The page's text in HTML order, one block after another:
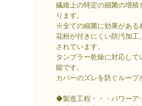
繊維上の特定の細菌の増
ります。
※全ての細菌に効果がある
花粉が付きにくい防汚加
されています。
タンブラー乾燥に対応し
能です。
カバーのズレを防ぐループ
◆製造工程・・・パワーア